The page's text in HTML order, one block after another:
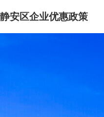
静安区企业优惠政策